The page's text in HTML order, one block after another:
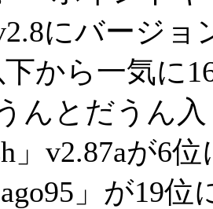
にバージョ
下から一気に
んとだうん
」v2.87aが6
」が19